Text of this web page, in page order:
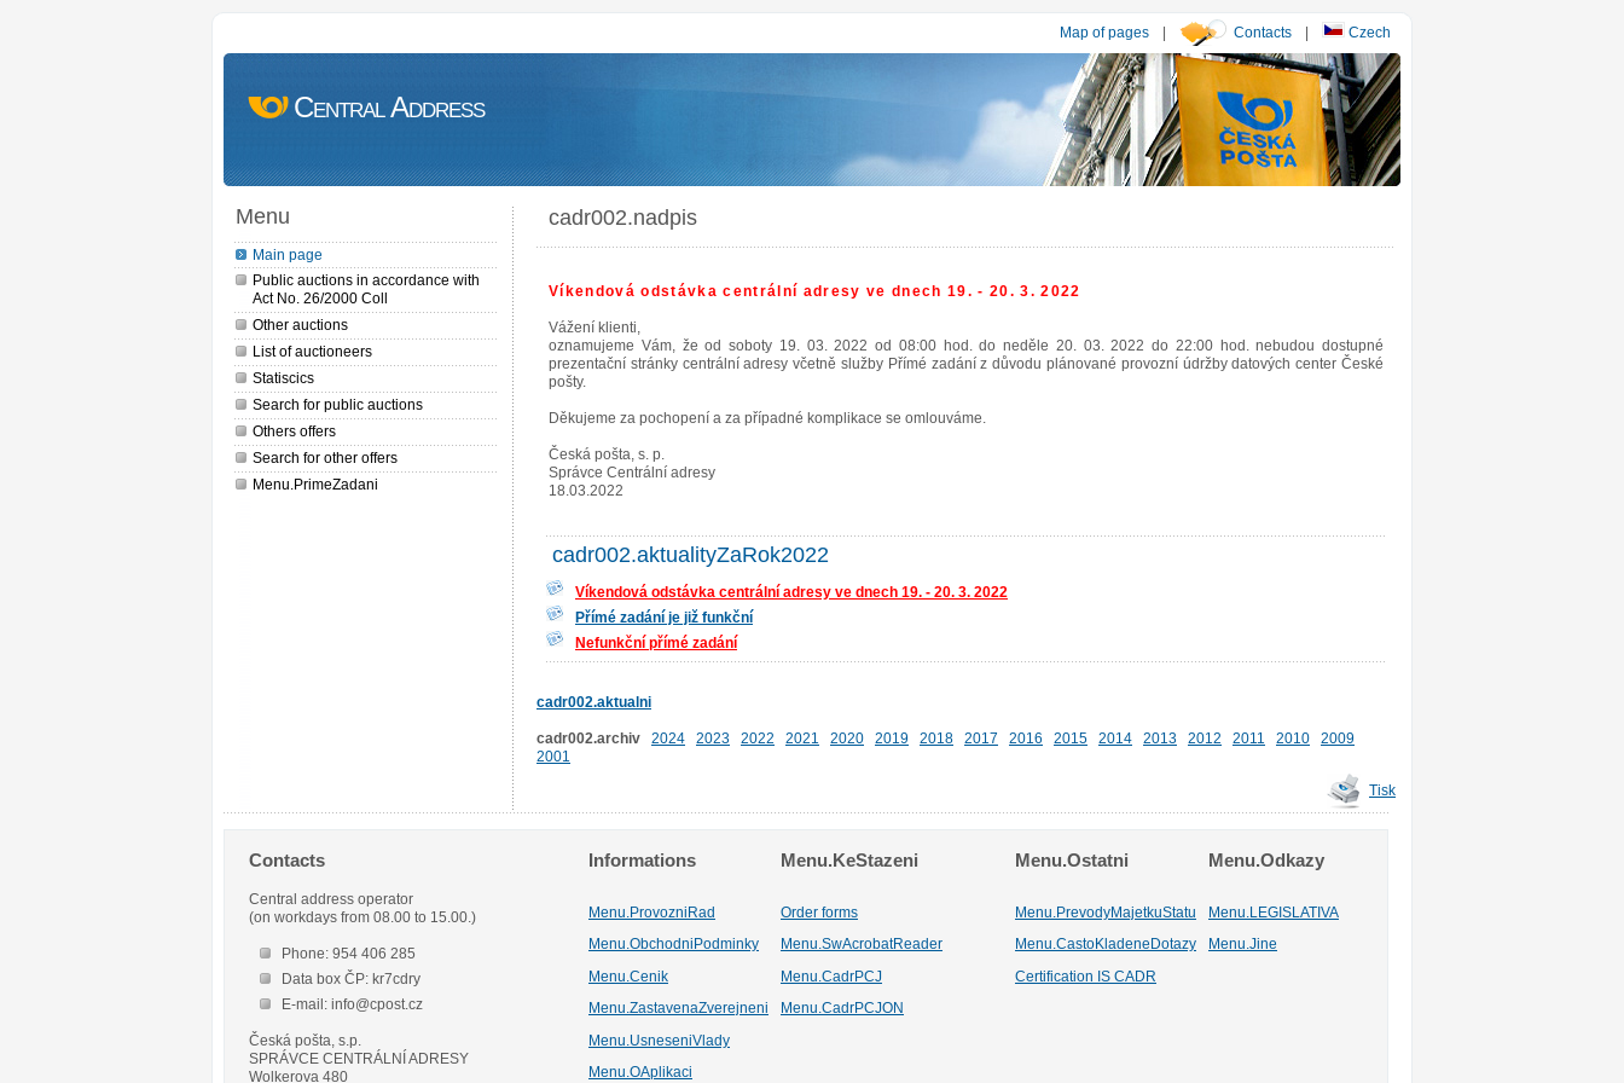
Map of pages | Contacts | Czech
Central Address
Menu
Main page
Public auctions in accordance with
Act No. 26/2000 Coll
Other auctions
List of auctioneers
Statiscics
Search for public auctions
Others offers
Search for other offers
Menu.PrimeZadani
cadr002.nadpis
Víkendová odstávka centrální adresy ve dnech 19. - 20. 3. 2022
Vážení klienti,
oznamujeme Vám, že od soboty 19. 03. 2022 od 08:00 hod. do neděle 20. 03. 2022 do 22:00 hod. nebudou dostupné
prezentační stránky centrální adresy včetně služby Přímé zadání z důvodu plánované provozní údržby datových center České
pošty.
Děkujeme za pochopení a za případné komplikace se omlouváme.
Česká pošta, s. p.
Správce Centrální adresy
18.03.2022
cadr002.aktualityZaRok2022
Víkendová odstávka centrální adresy ve dnech 19. - 20. 3. 2022
Přímé zadání je již funkční
Nefunkční přímé zadání
cadr002.aktualni
cadr002.archiv 2024 2023 2022 2021 2020 2019 2018 2017 2016 2015 2014 2013 2012 2011 2010
2009
2001
Tisk
Contacts
Central address operator
(on workdays from 08.00 to 15.00.)
Phone: 954 406 285
Data box ČP: kr7cdry
E-mail: info@cpost.cz
Česká pošta, s.p.
SPRÁVCE CENTRÁLNÍ ADRESY
Wolkerova 480
Informations Menu.KeStazeni Menu.Ostatni Menu.Odkazy
Menu.ProvozniRad Order forms Menu.PrevodyMajetkuStatu
Menu.LEGISLATIVA
Menu.ObchodniPodminky
Menu.SwAcrobatReader Menu.CastoKladeneDotazy Menu.Jine
Menu.Cenik Menu.CadrPCJ
Certification IS CADR
Menu.ZastavenaZverejneni
Menu.CadrPCJON
Menu.UsneseniVlady
Menu.OAplikaci